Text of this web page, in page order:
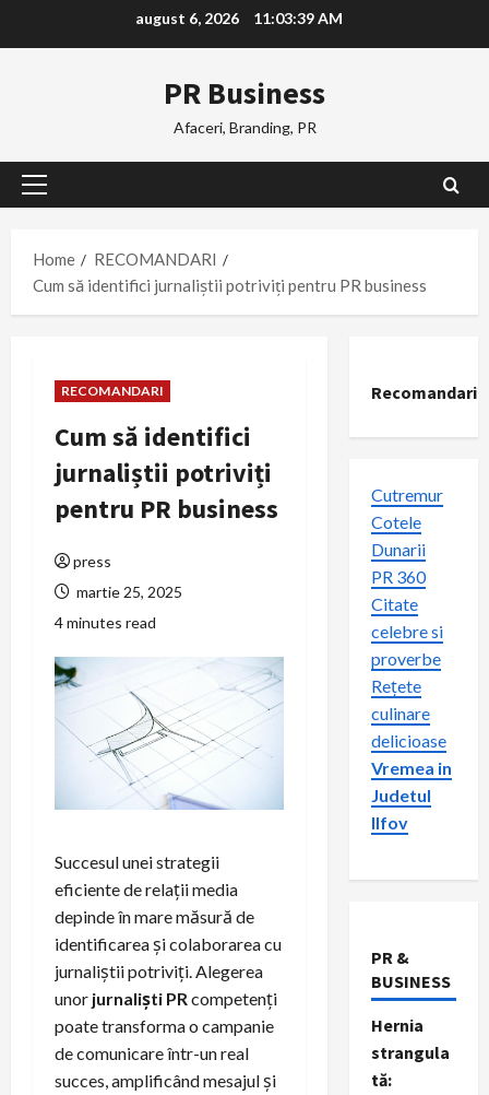
august 6, 2026 11:03:40 AM
PR Business
Afaceri, Branding, PR
Primary
Home
RECOMANDARI
Cum să identifici jurnaliștii potriviți pentru PR business
RECOMANDARI
Cum să identifici
jurnaliștii potriviți
pentru PR business
press
martie 25, 2025
4 minutes read
Succesul unei strategii
eficiente de relații media
depinde în mare măsură de
identificarea și colaborarea cu
jurnaliștii potriviți. Alegerea
unor jurnaliști PR competenți
poate transforma o campanie
de comunicare într-un real
succes, amplificând mesajul și
Recomandari
Cutremur
Cotele
Dunarii
PR 360
Citate
celebre si
proverbe
Rețete
culinare
delicioase
Vremea in
Judetul
Ilfov
PR &
BUSINESS
Hernia
strangula
tă: